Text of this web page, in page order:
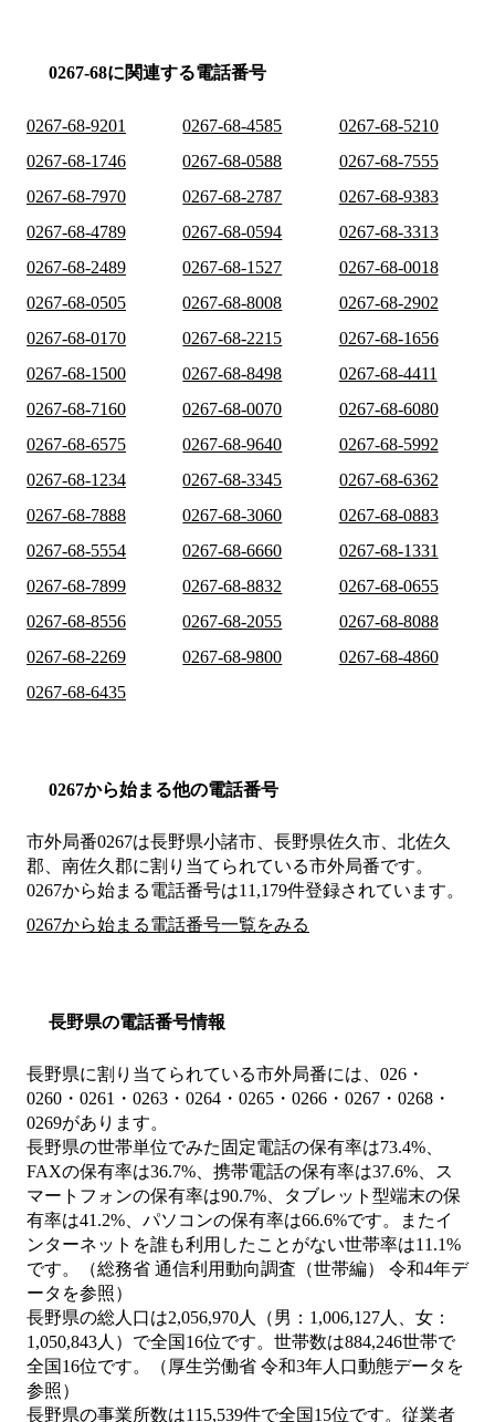
0267-68に関連する電話番号
0267-68-9201 0267-68-4585
0267-68-5210
0267-68-1746
0267-68-0588
0267-68-7555
0267-68-7970
0267-68-2787
0267-68-9383
0267-68-4789
0267-68-0594
0267-68-3313
0267-68-2489
0267-68-1527
0267-68-0018
0267-68-0505
0267-68-8008
0267-68-2902
0267-68-0170
0267-68-2215
0267-68-1656
0267-68-1500
0267-68-8498
0267-68-4411
0267-68-7160
0267-68-0070
0267-68-6080
0267-68-6575
0267-68-9640
0267-68-5992
0267-68-1234
0267-68-3345
0267-68-6362
0267-68-7888
0267-68-3060
0267-68-0883
0267-68-5554
0267-68-6660
0267-68-1331
0267-68-7899
0267-68-8832
0267-68-0655
0267-68-8556
0267-68-2055
0267-68-8088
0267-68-2269
0267-68-9800
0267-68-4860
0267-68-6435
0267から始まる他の電話番号
市外局番0267は長野県小諸市、長野県佐久市、北佐久
郡、南佐久郡に割り当てられている市外局番です。
0267から始まる電話番号は11,179件登録されています。
0267から始まる電話番号一覧をみる
長野県の電話番号情報
長野県に割り当てられている市外局番には、026・
0260・0261・0263・0264・0265・0266・0267・0268・
0269があります。
長野県の世帯単位でみた固定電話の保有率は73.4%、
FAXの保有率は36.7%、携帯電話の保有率は37.6%、ス
マートフォンの保有率は90.7%、タブレット型端末の保
有率は41.2%、パソコンの保有率は66.6%です。またイ
ンターネットを誰も利用したことがない世帯率は11.1%
です。（総務省 通信利用動向調査（世帯編） 令和4年デ
ータを参照）
長野県の総人口は2,056,970人（男：1,006,127人、女：
1,050,843人）で全国16位です。世帯数は884,246世帯で
全国16位です。（厚生労働省 令和3年人口動態データを
参照）
長野県の事業所数は115,539件で全国15位です。従業者